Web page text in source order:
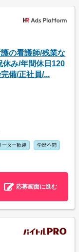
の看護師/残業な
休み/年間休日120
備/正社員/...
ーター歓迎 学歴不問
応募画面に進む